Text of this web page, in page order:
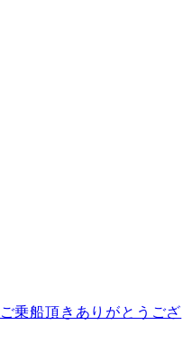
乗船頂きありがとうござ